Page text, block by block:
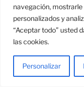
navegación,
personalizados y
“Aceptar todo” usted
las cookies.
Personalizar
Medio
Marca:
LYTek -